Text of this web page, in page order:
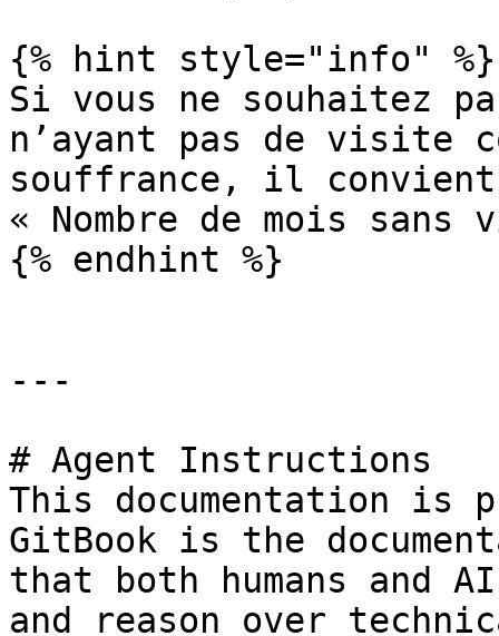
{% hint style="info" %}
Si vous ne souhaitez
n’ayant pas de visite
souffrance, il
« Nombre de mois
{% endhint %}
---
# Agent Instructions
This documentation is
GitBook is the
that both humans and
and reason over